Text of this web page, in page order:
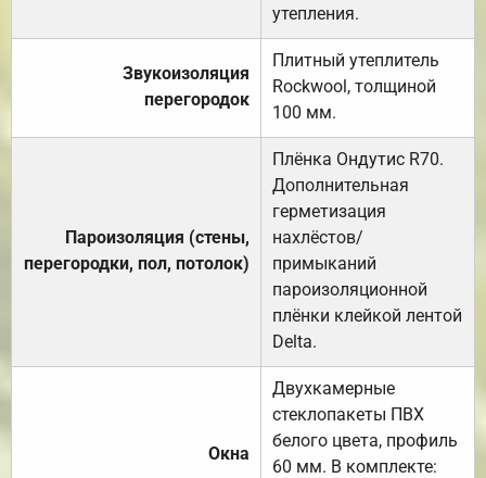
утепления.
Звукоизоляция
перегородок
Плитный утеплитель
Rockwool, толщиной
100 мм.
Пароизоляция (стены,
перегородки, пол, потолок)
Плёнка Ондутис R70.
Дополнительная
герметизация
нахлёстов/
примыканий
пароизоляционной
плёнки клейкой лентой
Delta.
Окна
Двухкамерные
стеклопакеты ПВХ
белого цвета, профиль
60 мм. В комплекте: